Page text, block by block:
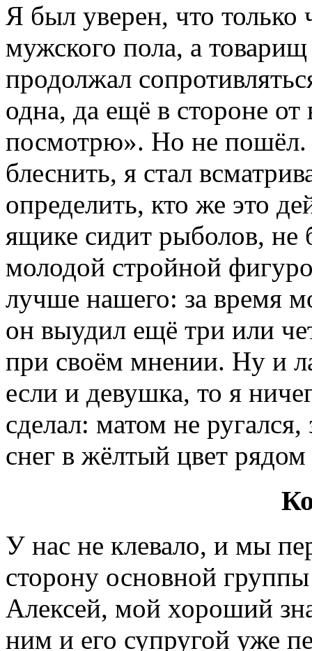
Я был уверен, что только
мужского пола, а
продолжал
одна, да ещё в стороне
посмотрю». Но не пошёл.
блеснить, я стал
определить, кто же это
ящике сидит рыболов, не
молодой стройной
лучше нашего: за время
он выудил ещё три или
при своём мнении. Ну и
если и девушка, то я
сделал: матом не
снег в жёлтый цвет
У нас не клевало, и мы
сторону основной
Алексей, мой хороший
ним и его супругой уже